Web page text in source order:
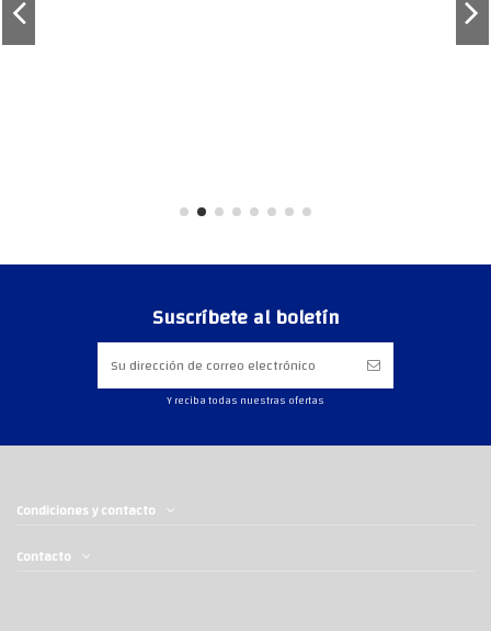
Suscríbete al boletín
Y reciba todas nuestras ofertas
Condiciones y contacto
Contacto